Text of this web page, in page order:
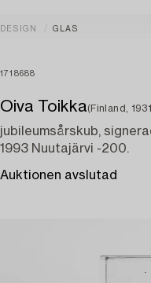
DESIGN GLAS
1718688
Oiva Toikka(Finland,
jubileumsårskub,
1993 Nuutajärvi -200.
Auktionen avslutad